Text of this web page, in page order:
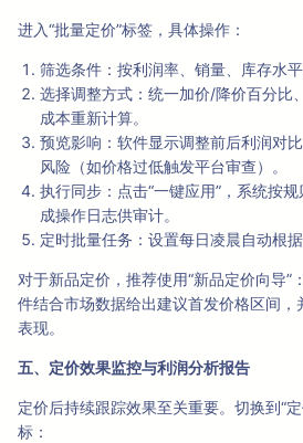
进入“批量定价”标签，具体操作：
筛选条件：按利润率、销量、库存水平
选择调整方式：统一加价/降价百分比
成本重新计算。
预览影响：软件显示调整前后利润对
风险（如价格过低触发平台审查）。
执行同步：点击“一键应用”，系统按
成操作日志供审计。
定时批量任务：设置每日凌晨自动根
对于新品定价，推荐使用“新品定价向导”
件结合市场数据给出建议首发价格区间，
表现。
五、定价效果监控与利润分析报告
定价后持续跟踪效果至关重要。切换到“
标：